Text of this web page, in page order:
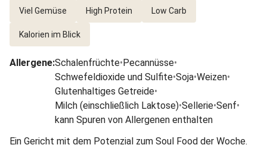
Viel Gemüse High Protein Low Carb
Kalorien im Blick
Allergene:Schalenfrüchte•Pecannüsse•
Schwefeldioxide und Sulfite•Soja•Weizen•
Glutenhaltiges Getreide•
Milch (einschließlich Laktose)•Sellerie•Senf•
kann Spuren von Allergenen enthalten
Ein Gericht mit dem Potenzial zum Soul Food der Woche.